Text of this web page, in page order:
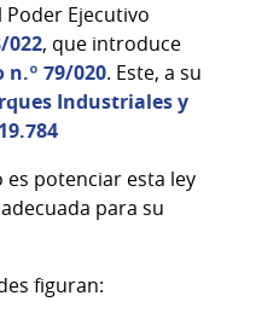
Poder Ejecutivo
022, que introduce
n.º 79/020. Este, a su
Industriales y
potenciar esta ley
para su
figuran: